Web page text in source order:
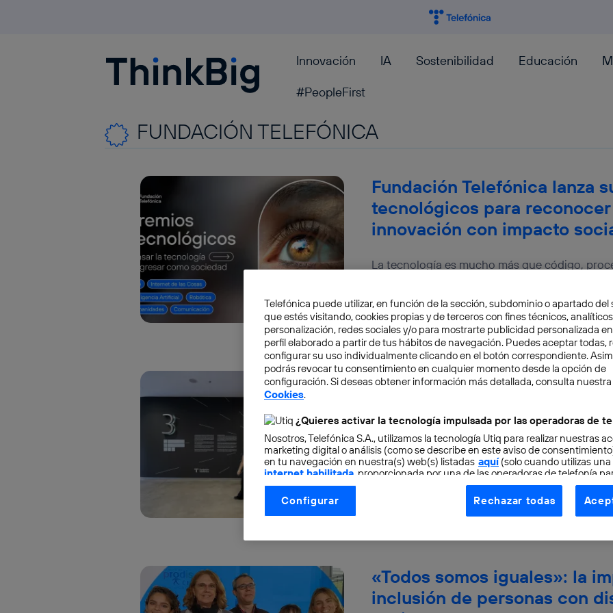
Blogthinkbig.com Innovación IA Sostenibilidad Educación
#PeopleFirst
FUNDACIÓN TELEFÓNICA
Fundación Telefónica lanza
tecnológicos para
innovación con impacto
La tecnología es mucho más que código,
todo, el motor que tenemos para resolver la
Daniel Ruiz-Gopegui
Revolución Cuántica: la
y ciencia que nos presenta
Si la física cuántica te suena a ciencia ficción,
para familiarizarte con ella. Desde el 7 de mayo
Daniel Ruiz-Gopegui
«Todos somos iguales»: la
inclusión de personas con
Telefónica puede utilizar, en función de la sección, subdominio o apartado del
que estés visitando, cookies propias y de terceros con fines técnicos,
personalización, redes sociales y/o para mostrarte publicidad personalizada
perfil elaborado a partir de tus hábitos de navegación. Puedes aceptar todas,
configurar su uso individualmente clicando en el botón correspondiente.
podrás revocar tu consentimiento en cualquier momento desde la opción de
configuración. Si deseas obtener información más detallada, consulta nuestra
Cookies.
¿Quieres activar la tecnología impulsada por las operadoras de
Nosotros, Telefónica S.A., utilizamos la tecnología Utiq para realizar nuestras
marketing digital o análisis (como se describe en este aviso de
en tu navegación en nuestra(s) web(s) listadas aquí(solo cuando utilizas una
internet habilitada , proporcionada por una de las operadoras de telefonía
otorgas tu consentimiento en cada página web).
La tecnología Utiq está diseñada con la privacidad como prioridad
control.
Este identificador se asigna a la conexión de internet, por lo que cualquier
conecte su dispositivo y consienta el uso de la tecnología recibirá el mismo
Típicamente:
Configurar Rechazar todas